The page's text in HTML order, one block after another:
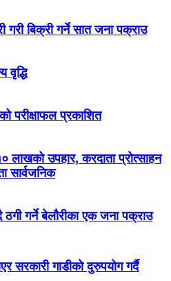
गरी बिक्री गर्ने सात जना पक्राउ
वृद्धि
परीक्षाफल प्रकाशित
लाखको उपहार, करदाता प्रोत्साहन
सार्वजनिक
ठगी गर्ने बेलौरीका एक जना पक्राउ
सरकारी गाडीको दुरुपयोग गर्दै